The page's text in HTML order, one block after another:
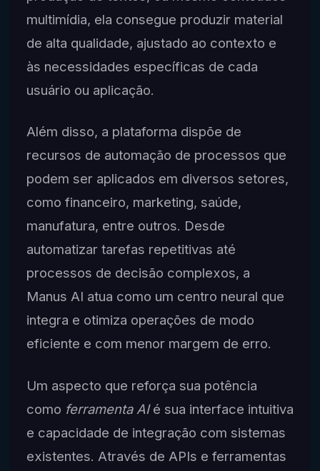
multimídia, ela consegue produzir material
de alta qualidade, ajustado ao contexto e
às necessidades específicas de cada
usuário ou aplicação.
Além disso, a plataforma dispõe de
recursos de automação de processos que
podem ser aplicados em diversos setores,
como financeiro, marketing, saúde,
manufatura, entre outros. Desde
automatizar tarefas repetitivas até
processos de decisão complexos, a
Manus AI atua como um centro neural que
integra e otimiza operações de modo
eficiente e com menor margem de erro.
Um aspecto que reforça sua potência
como ferramenta AIé sua interface intuitiva
e capacidade de integração com sistemas
existentes. Através de APIs e ferramentas